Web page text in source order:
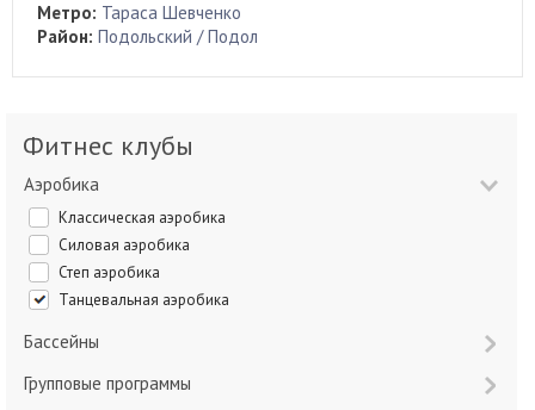
Метро: Тараса Шевченко
Район: Подольский / Подол
Фитнес клубы
Аэробика
Классическая аэробика
Силовая аэробика
Степ аэробика
Танцевальная аэробика
Бассейны
Групповые программы